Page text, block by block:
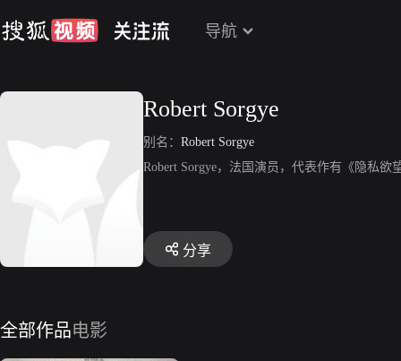
导航
Robert Sorgye
别名： Robert Sorgye
Robert Sorgye，法国演员，代表作有《隐私欲
分享
全部作品电影